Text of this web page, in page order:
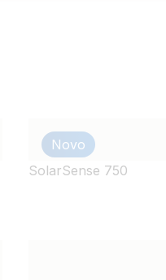
Novo
SolarSense 750